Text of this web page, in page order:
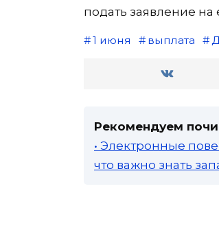
подать заявление
1 июня выплата
Рекомендуем
• Электронные
что важно знать